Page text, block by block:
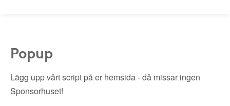
Popup
Lägg upp vårt script på er hemsida - då missar ingen
Sponsorhuset!